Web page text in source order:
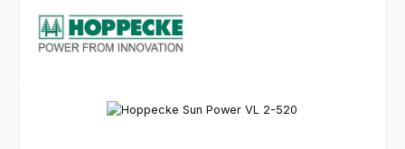
Omitir galería de imágenes